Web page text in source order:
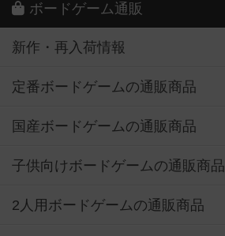
ボードゲーム通販
新作・再入荷情報
定番ボードゲームの通販商品
国産ボードゲームの通販商品
子供向けボードゲームの通販商品
2人用ボードゲームの通販商品